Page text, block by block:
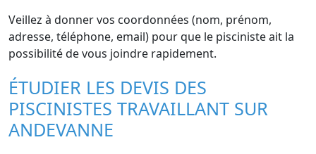
Veillez à donner vos coordonnées (nom, prénom,
adresse, téléphone, email) pour que le pisciniste ait la
possibilité de vous joindre rapidement.
ÉTUDIER LES DEVIS DES
PISCINISTES TRAVAILLANT SUR
ANDEVANNE